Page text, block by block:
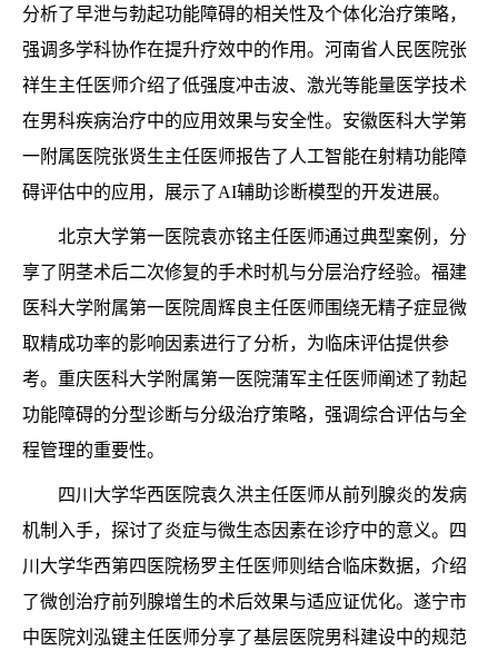
分析了早泄与勃起功能障碍的相关性及个体化治疗策略，
强调多学科协作在提升疗效中的作用。河南省人民医院张
祥生主任医师介绍了低强度冲击波、激光等能量医学技术
在男科疾病治疗中的应用效果与安全性。安徽医科大学第
一附属医院张贤生主任医师报告了人工智能在射精功能障
碍评估中的应用，展示了AI辅助诊断模型的开发进展。
北京大学第一医院袁亦铭主任医师通过典型案例，分
享了阴茎术后二次修复的手术时机与分层治疗经验。福建
医科大学附属第一医院周辉良主任医师围绕无精子症显微
取精成功率的影响因素进行了分析，为临床评估提供参
考。重庆医科大学附属第一医院蒲军主任医师阐述了勃起
功能障碍的分型诊断与分级治疗策略，强调综合评估与全
程管理的重要性。
四川大学华西医院袁久洪主任医师从前列腺炎的发病
机制入手，探讨了炎症与微生态因素在诊疗中的意义。四
川大学华西第四医院杨罗主任医师则结合临床数据，介绍
了微创治疗前列腺增生的术后效果与适应证优化。遂宁市
中医院刘泓键主任医师分享了基层医院男科建设中的规范